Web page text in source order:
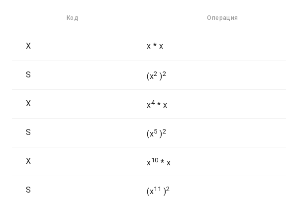
Код Операция
X x * x
S (x2 )2
X x4* x
S (x5 )2
X x10 * x
S (x11 )2